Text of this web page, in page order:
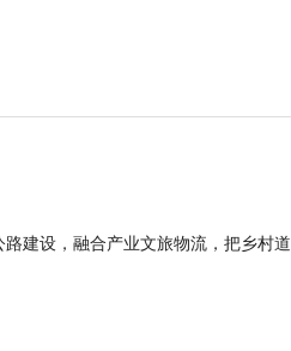
建设，融合产业文旅物流，把乡村